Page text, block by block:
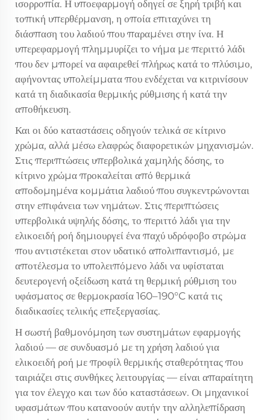
ισορροπία. Η υποεφαρμογή οδηγεί σε ξηρή τριβή και
τοπική υπερθέρμανση, η οποία επιταχύνει τη
διάσπαση του λαδιού που παραμένει στην ίνα. Η
υπερεφαρμογή πλημμυρίζει το νήμα με περιττό λάδι
που δεν μπορεί να αφαιρεθεί πλήρως κατά το πλύσιμο,
αφήνοντας υπολείμματα που ενδέχεται να κιτρινίσουν
κατά τη διαδικασία θερμικής ρύθμισης ή κατά την
αποθήκευση.
Και οι δύο καταστάσεις οδηγούν τελικά σε κίτρινο
χρώμα, αλλά μέσω ελαφρώς διαφορετικών μηχανισμών.
Στις περιπτώσεις υπερβολικά χαμηλής δόσης, το
κίτρινο χρώμα προκαλείται από θερμικά
αποδομημένα κομμάτια λαδιού που συγκεντρώνονται
στην επιφάνεια των νημάτων. Στις περιπτώσεις
υπερβολικά υψηλής δόσης, το περιττό λάδι για την
ελικοειδή ροή δημιουργεί ένα παχύ υδρόφοβο στρώμα
που αντιστέκεται στον υδατικό απολιπαντισμό, με
αποτέλεσμα το υπολειπόμενο λάδι να υφίσταται
δευτερογενή οξείδωση κατά τη θερμική ρύθμιση του
υφάσματος σε θερμοκρασία 160–190°C κατά τις
διαδικασίες τελικής επεξεργασίας.
Η σωστή βαθμονόμηση των συστημάτων εφαρμογής
λαδιού — σε συνδυασμό με τη χρήση λαδιού για
ελικοειδή ροή με προφίλ θερμικής σταθερότητας που
ταιριάζει στις συνθήκες λειτουργίας — είναι απαραίτητη
για τον έλεγχο και των δύο καταστάσεων. Οι μηχανικοί
υφασμάτων που κατανοούν αυτήν την αλληλεπίδραση